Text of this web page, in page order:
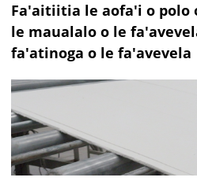
Fa'aitiitia le aofa'i o polo
le maualalo o le
fa'atinoga o le fa'avevela